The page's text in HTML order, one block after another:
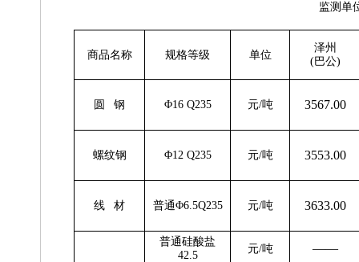
监测单
商品名称 规格等级 单位
泽州
(巴公)
圆 钢 Φ16 Q235 元/吨 3567.00
螺纹钢 Φ12 Q235 元/吨 3553.00
线 材 普通Φ6.5Q235 元/吨 3633.00
普通硅酸盐
42.5
元/吨 ——